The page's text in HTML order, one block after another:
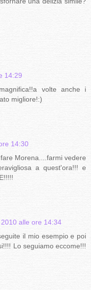
14:29
volte anche i
migliore!:)
14:30
Morena....farmi vedere
a quest'ora!!! e
alle ore 14:34
il mio esempio e poi
Lo seguiamo eccome!!!